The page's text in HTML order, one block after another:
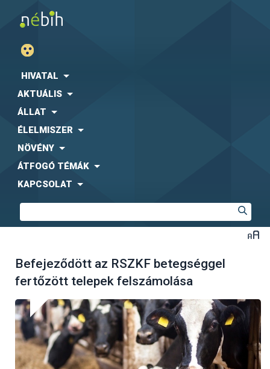
HIVATAL
AKTUÁLIS
ÁLLAT
ÉLELMISZER
NÖVÉNY
ÁTFOGÓ TÉMÁK
KAPCSOLAT
Befejeződött az RSZKF betegséggel
fertőzött telepek felszámolása